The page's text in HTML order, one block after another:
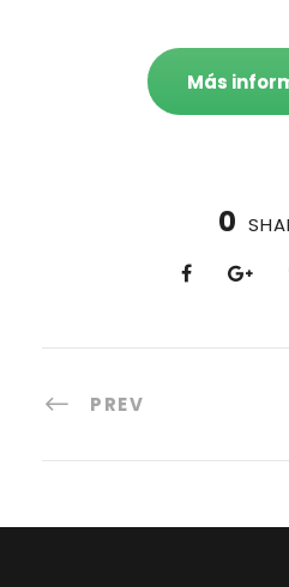
Más
0
PREV